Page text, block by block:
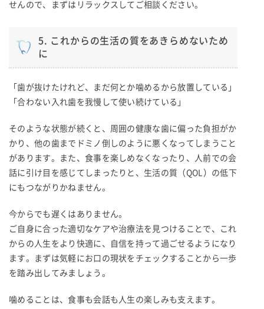
せんので、まずはリラックスしてご相談ください。
5. これからの生活の質をあきらめないため
に
「歯が抜けたけれど、まだ何とか噛めるから放置している」
「合わない入れ歯を我慢して使い続けている」
そのような状態が続くと、周囲の健康な歯に偏った負担がか
かり、他の歯までドミノ倒しのように悪くなってしまうこと
があります。また、食事を楽しめなくなったり、人前での会
話に引け目を感じてしまったりと、生活の質（QOL）の低下
にもつながりかねません。
今からでも遅くはありません。
ご自身に合った適切なケアや治療法を見つけることで、これ
からの人生をより快適に、自信を持って過ごせるようになり
ます。まずは気軽にお口の現状をチェックすることから一歩
を踏み出してみましょう。
噛めることは、食事も会話も人生の楽しみも支えます。